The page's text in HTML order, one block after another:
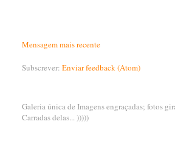
Mensagem mais recente
Subscrever:Enviar feedback (Atom)
Galeria única de Imagens engraçadas; fotos
Carradas delas... )))))